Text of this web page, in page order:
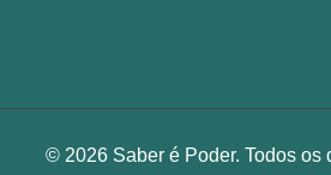
© 2026 Saber é Poder. Todos os